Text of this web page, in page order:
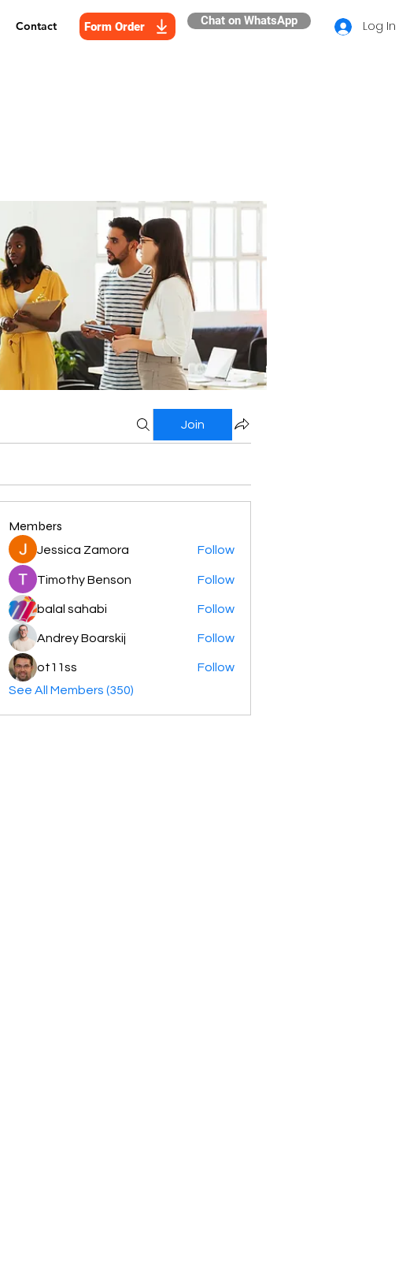
Contact Form Order Chat on WhatsApp Log In
Join
Members
Jessica Zamora Follow
Timothy Benson Follow
balal sahabi Follow
Andrey Boarskij Follow
ot11ss
Follow
See All Members (350)